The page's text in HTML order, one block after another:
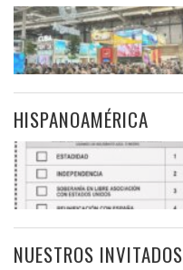
HISPANOAMÉRICA
NUESTROS INVITADOS